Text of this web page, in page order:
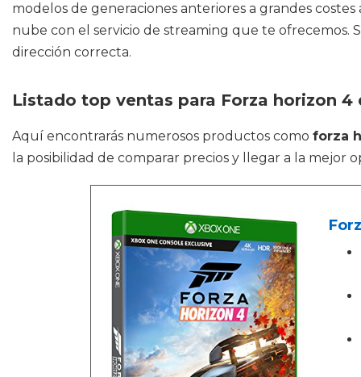
modelos de generaciones anteriores a grandes
nube con el servicio de streaming que te ofrecemos.
dirección correcta.
Listado top ventas para Forza horizon 4
Aquí encontrarás numerosos productos como forza
la posibilidad de comparar precios y llegar a la mejor